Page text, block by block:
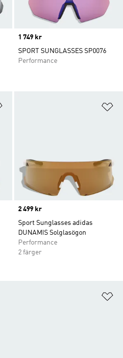
Price
1 749 kr
SPORT SUNGLASSES SP0076
Performance
Price
2 499 kr
Sport Sunglasses adidas
DUNAMIS Solglasögon
Performance
2 färger